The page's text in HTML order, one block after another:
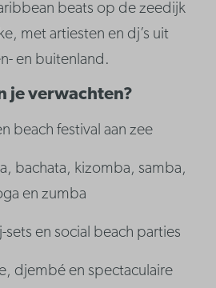
beats op de zeedijk
met artiesten en dj’s uit
en buitenland.
je verwachten?
beach festival aan zee
bachata, kizomba, samba,
en zumba
sets en social beach parties
djembé en spectaculaire